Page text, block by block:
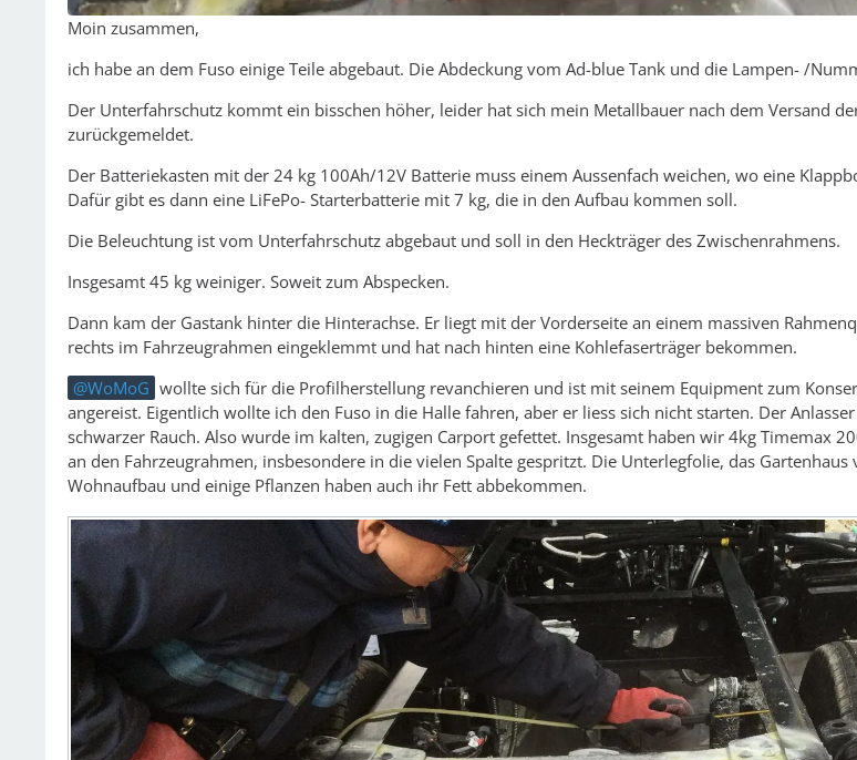
Moin zusammen,
ich habe an dem Fuso einige Teile abgebaut. Die Abdeckung vom Ad-blue Tank und die Lampen- /
Der Unterfahrschutz kommt ein bisschen höher, leider hat sich mein Metallbauer nach dem Versand
zurückgemeldet.
Der Batteriekasten mit der 24 kg 100Ah/12V Batterie muss einem Aussenfach weichen, wo eine
Dafür gibt es dann eine LiFePo- Starterbatterie mit 7 kg, die in den Aufbau kommen soll.
Die Beleuchtung ist vom Unterfahrschutz abgebaut und soll in den Heckträger des Zwischenrahmens.
Insgesamt 45 kg weiniger. Soweit zum Abspecken.
Dann kam der Gastank hinter die Hinterachse. Er liegt mit der Vorderseite an einem massiven
rechts im Fahrzeugrahmen eingeklemmt und hat nach hinten eine Kohlefaserträger bekommen.
WoMoG wollte sich für die Profilherstellung revanchieren und ist mit seinem Equipment zum
angereist. Eigentlich wollte ich den Fuso in die Halle fahren, aber er liess sich nicht starten. Der
schwarzer Rauch. Also wurde im kalten, zugigen Carport gefettet. Insgesamt haben wir 4kg Timemax
an den Fahrzeugrahmen, insbesondere in die vielen Spalte gespritzt. Die Unterlegfolie, das
Wohnaufbau und einige Pflanzen haben auch ihr Fett abbekommen.